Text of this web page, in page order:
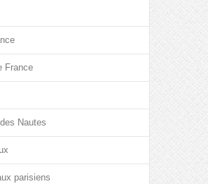
France
Nautes
parisiens